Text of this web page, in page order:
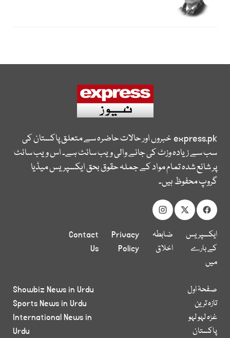
express.pkخبروں اور حالات حاضرہ سے متعلق پاکستان کی
سب سے زیادہ وزٹ کی جانے والی ویب سائٹ ہے۔ اس ویب سائٹ
پر شائع شدہ تمام مواد کے جملہ حقوق بحق ایکسپریس میڈیا
گروپ محفوظ ہیں۔
ایکسپریس
کے بارے
میں
ضابطہ
اخلاق
Privacy
Policy
Contact
Us
صفحۂ اول
تازہ ترین
غزہ لہو لہو
پاکستان
Showbiz News in Urdu
Sports News in Urdu
International News in
Urdu